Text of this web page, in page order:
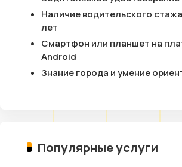
Наличие водительского
лет
Смартфон или планшет на
Android
Знание города и умение
Популярные услуги